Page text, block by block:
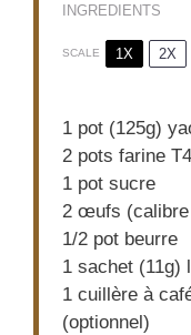
INGREDIENTS
SCALE 1X 2X
1 pot (125g)
2 pots farine
1 pot sucre
2 œufs (calibre
1/2 pot beurre
1 sachet (11g)
1 cuillère à
(optionnel)